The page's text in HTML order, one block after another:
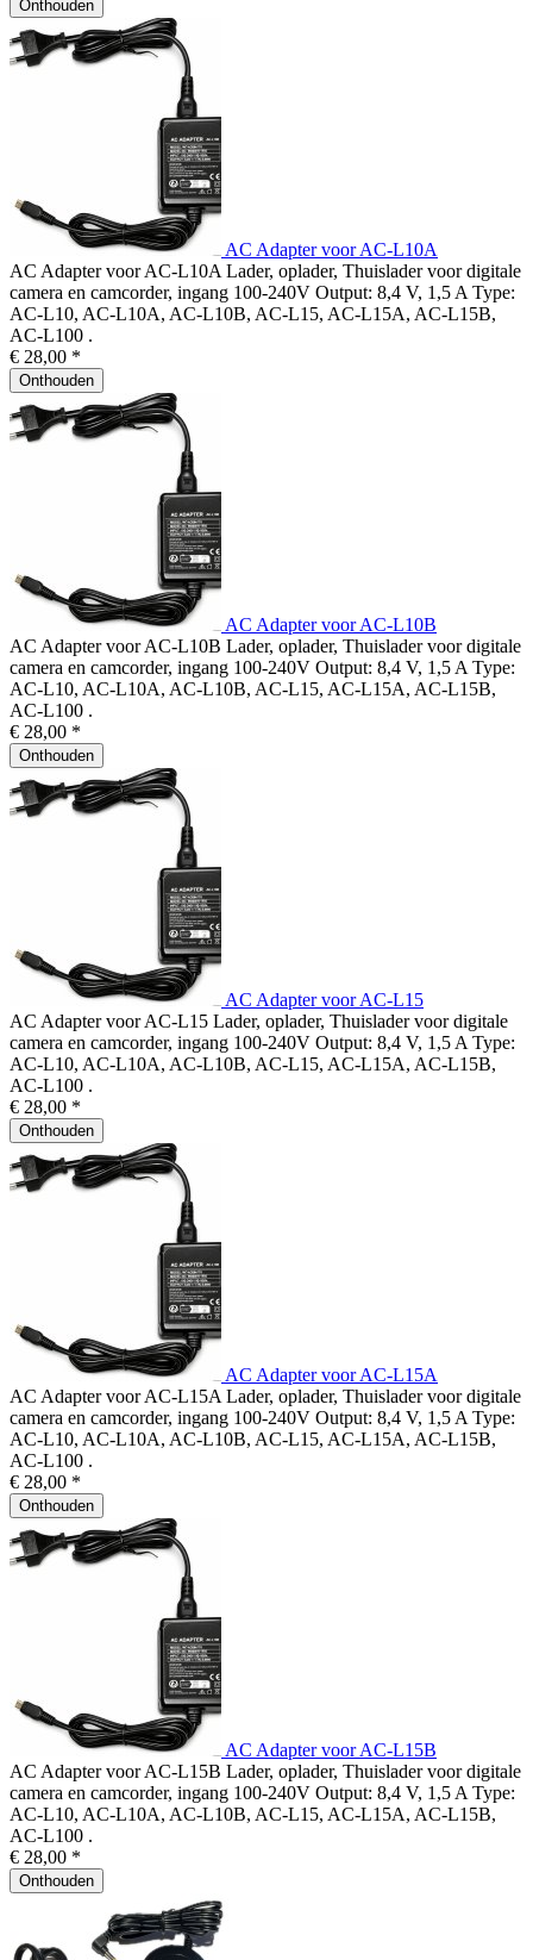
Onthouden
AC Adapter voor AC-L10A
AC Adapter voor AC-L10A Lader, oplader, Thuislader voor digitale
camera en camcorder, ingang 100-240V Output: 8,4 V, 1,5 A Type:
AC-L10, AC-L10A, AC-L10B, AC-L15, AC-L15A, AC-L15B,
AC-L100 .
€ 28,00 *
Onthouden
AC Adapter voor AC-L10B
AC Adapter voor AC-L10B Lader, oplader, Thuislader voor digitale
camera en camcorder, ingang 100-240V Output: 8,4 V, 1,5 A Type:
AC-L10, AC-L10A, AC-L10B, AC-L15, AC-L15A, AC-L15B,
AC-L100 .
€ 28,00 *
Onthouden
AC Adapter voor AC-L15
AC Adapter voor AC-L15 Lader, oplader, Thuislader voor digitale
camera en camcorder, ingang 100-240V Output: 8,4 V, 1,5 A Type:
AC-L10, AC-L10A, AC-L10B, AC-L15, AC-L15A, AC-L15B,
AC-L100 .
€ 28,00 *
Onthouden
AC Adapter voor AC-L15A
AC Adapter voor AC-L15A Lader, oplader, Thuislader voor digitale
camera en camcorder, ingang 100-240V Output: 8,4 V, 1,5 A Type:
AC-L10, AC-L10A, AC-L10B, AC-L15, AC-L15A, AC-L15B,
AC-L100 .
€ 28,00 *
Onthouden
AC Adapter voor AC-L15B
AC Adapter voor AC-L15B Lader, oplader, Thuislader voor digitale
camera en camcorder, ingang 100-240V Output: 8,4 V, 1,5 A Type:
AC-L10, AC-L10A, AC-L10B, AC-L15, AC-L15A, AC-L15B,
AC-L100 .
€ 28,00 *
Onthouden